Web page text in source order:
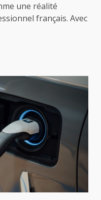
une réalité
français. Avec